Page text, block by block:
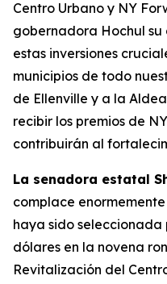
Centro Urbano y NY
gobernadora Hochul
estas inversiones
municipios de todo
de Ellenville y a la
recibir los premios de
contribuirán al
La senadora estatal
complace
haya sido seleccionada
dólares en la novena
Revitalización del